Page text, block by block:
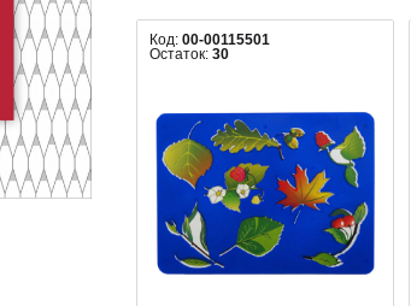
Код: 00-00115501
Остаток: 30